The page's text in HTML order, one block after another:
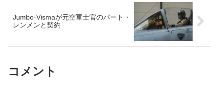
Jumbo-Vismaが元空軍士官のバート・
レンメンと契約
コメント